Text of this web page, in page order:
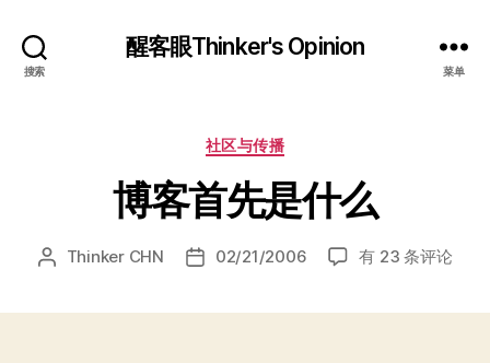
搜索
醒客眼Thinker's Opinion
菜单
分
社区与传播
博客首先是什么
文 Thinker CHN
发 02/21/2006
博
有 23 条评论